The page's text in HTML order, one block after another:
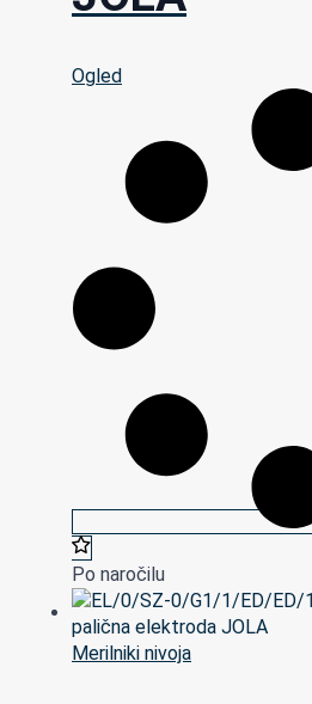
Ogled
Po naročilu
Merilniki nivoja